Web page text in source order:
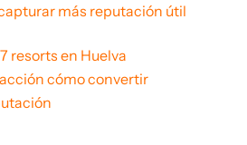
más reputación útil
resorts en Huelva
cómo convertir